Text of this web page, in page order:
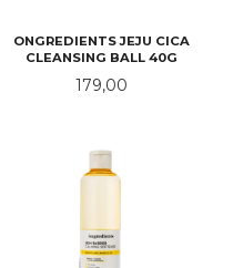
ONGREDIENTS JEJU CICA
CLEANSING BALL 40G
Pris
179,00